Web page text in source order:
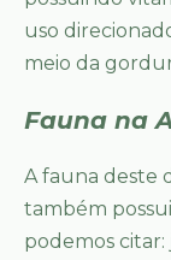
uso
meio da
Fauna na
A fauna deste
também
podemos citar: